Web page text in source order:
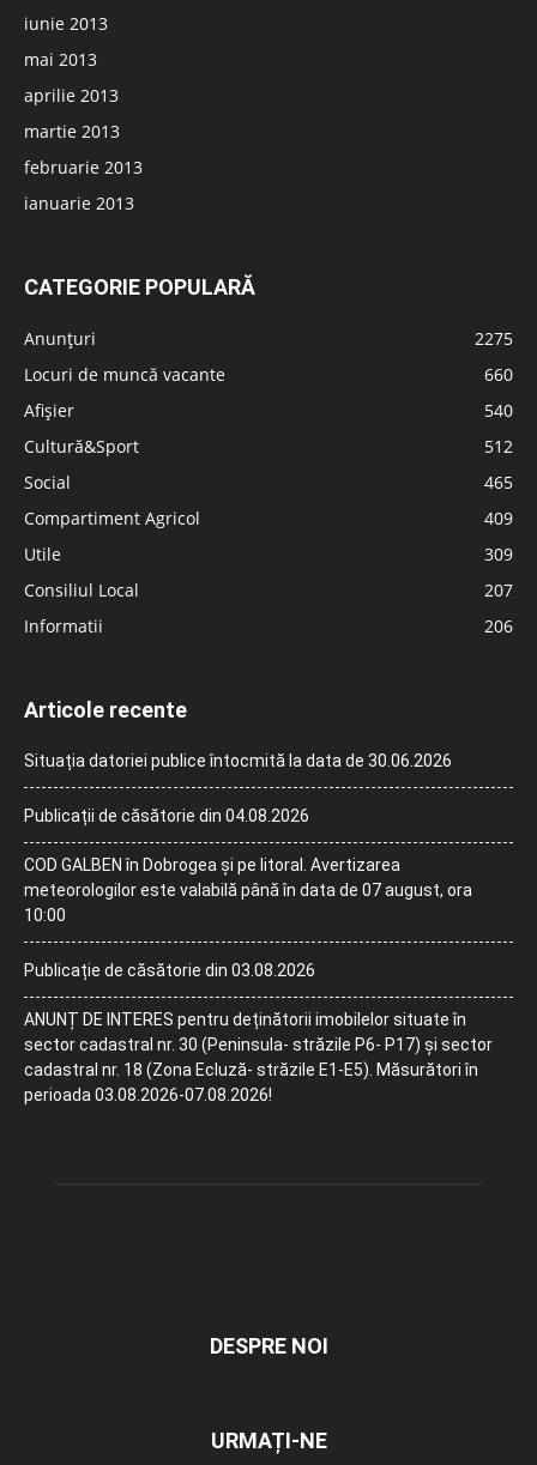
iunie 2013
mai 2013
aprilie 2013
martie 2013
februarie 2013
ianuarie 2013
CATEGORIE POPULARĂ
Anunțuri
2275
Locuri de muncă vacante
660
Afișier
540
Cultură&Sport
512
Social
465
Compartiment Agricol
409
Utile
309
Consiliul Local
207
Informatii
206
Articole recente
Situația datoriei publice întocmită la data de 30.06.2026
Publicații de căsătorie din 04.08.2026
COD GALBEN în Dobrogea și pe litoral. Avertizarea
meteorologilor este valabilă până în data de 07 august, ora
10:00
Publicație de căsătorie din 03.08.2026
ANUNȚ DE INTERES pentru deținătorii imobilelor situate în
sector cadastral nr. 30 (Peninsula- străzile P6- P17) și sector
cadastral nr. 18 (Zona Ecluză- străzile E1-E5). Măsurători în
perioada 03.08.2026-07.08.2026!
DESPRE NOI
URMAȚI-NE